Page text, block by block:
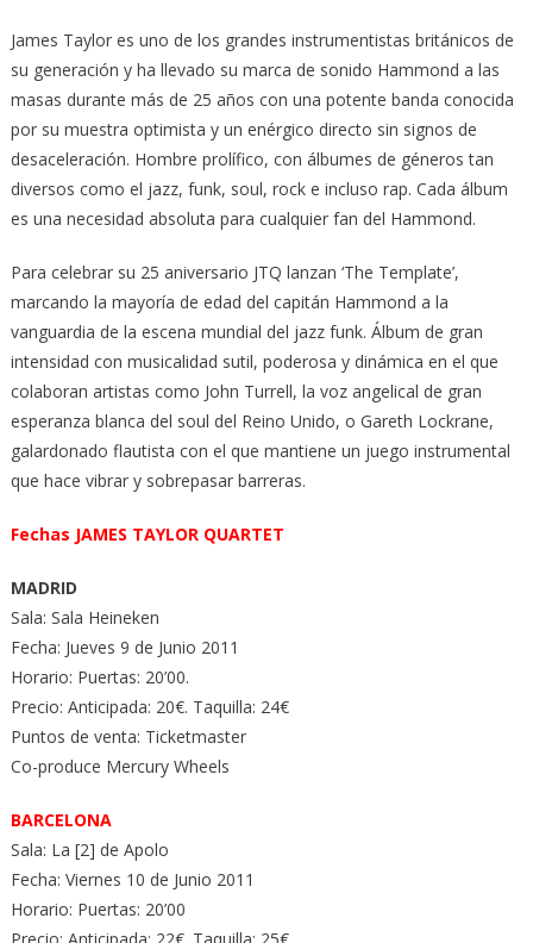
James Taylor es uno de los grandes instrumentistas británicos de
su generación y ha llevado su marca de sonido Hammond a las
masas durante más de 25 años con una potente banda conocida
por su muestra optimista y un enérgico directo sin signos de
desaceleración. Hombre prolífico, con álbumes de géneros tan
diversos como el jazz, funk, soul, rock e incluso rap. Cada álbum
es una necesidad absoluta para cualquier fan del Hammond.
Para celebrar su 25 aniversario JTQ lanzan ‘The Template’,
marcando la mayoría de edad del capitán Hammond a la
vanguardia de la escena mundial del jazz funk. Álbum de gran
intensidad con musicalidad sutil, poderosa y dinámica en el que
colaboran artistas como John Turrell, la voz angelical de gran
esperanza blanca del soul del Reino Unido, o Gareth Lockrane,
galardonado flautista con el que mantiene un juego instrumental
que hace vibrar y sobrepasar barreras.
Fechas JAMES TAYLOR QUARTET
MADRID
Sala: Sala Heineken
Fecha: Jueves 9 de Junio 2011
Horario: Puertas: 20’00.
Precio: Anticipada: 20€. Taquilla: 24€
Puntos de venta: Ticketmaster
Co-produce Mercury Wheels
BARCELONA
Sala: La [2] de Apolo
Fecha: Viernes 10 de Junio 2011
Horario: Puertas: 20’00